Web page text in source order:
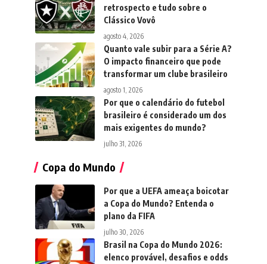
retrospecto e tudo sobre o
Clássico Vovô
agosto 4, 2026
Quanto vale subir para a Série A?
O impacto financeiro que pode
transformar um clube brasileiro
agosto 1, 2026
Por que o calendário do futebol
brasileiro é considerado um dos
mais exigentes do mundo?
julho 31, 2026
Copa do Mundo
Por que a UEFA ameaça boicotar
a Copa do Mundo? Entenda o
plano da FIFA
julho 30, 2026
Brasil na Copa do Mundo 2026:
elenco provável, desafios e odds